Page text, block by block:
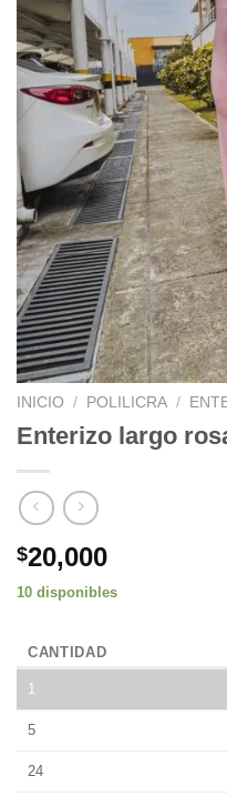
INICIO / POLILICRA /
Enterizo largo
$20,000
10 disponibles
CANTIDAD
1
5
24